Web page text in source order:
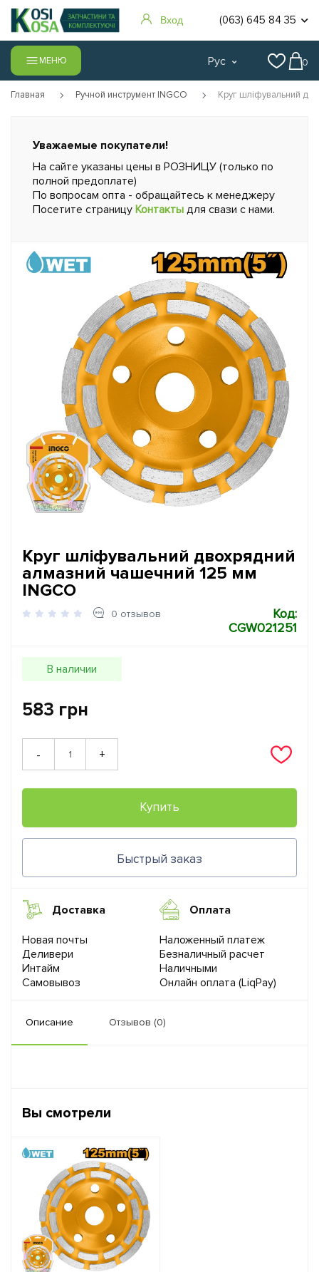
Вход (063) 645 84 35
МЕНЮ Рус 0
Главная Ручной инструмент INGCO Круг шліфувальний
Уважаемые покупатели!
На сайте указаны цены в РОЗНИЦУ (только по
полной предоплате)
По вопросам опта - обращайтесь к менеджеру
Посетите страницу Контакты для свази с нами.
Круг шліфувальний двохрядний
алмазний чашечний 125 мм
INGCO
0 отзывов
Код:
CGW021251
В наличии
583 грн
- +
Купить
Быстрый заказ
Доставка
Новая почты
Деливери
Интайм
Самовывоз
Оплата
Наложенный платеж
Безналичный расчет
Наличными
Онлайн оплата (LiqPay)
Описание Отзывов (0)
Вы смотрели